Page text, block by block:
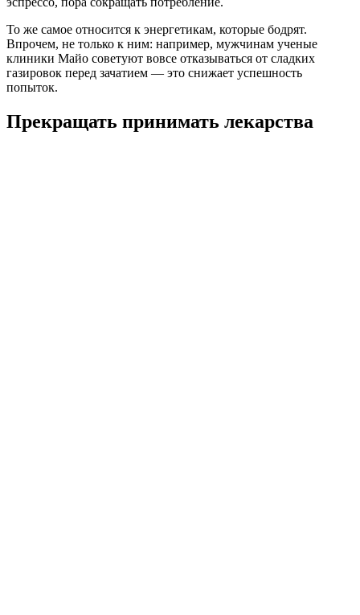
То же самое относится к энергетикам, которые бодрят.
Впрочем, не только к ним: например, мужчинам ученые
клиники Майо советуют вовсе отказываться от сладких
газировок перед зачатием — это снижает успешность
попыток.
Прекращать принимать лекарства